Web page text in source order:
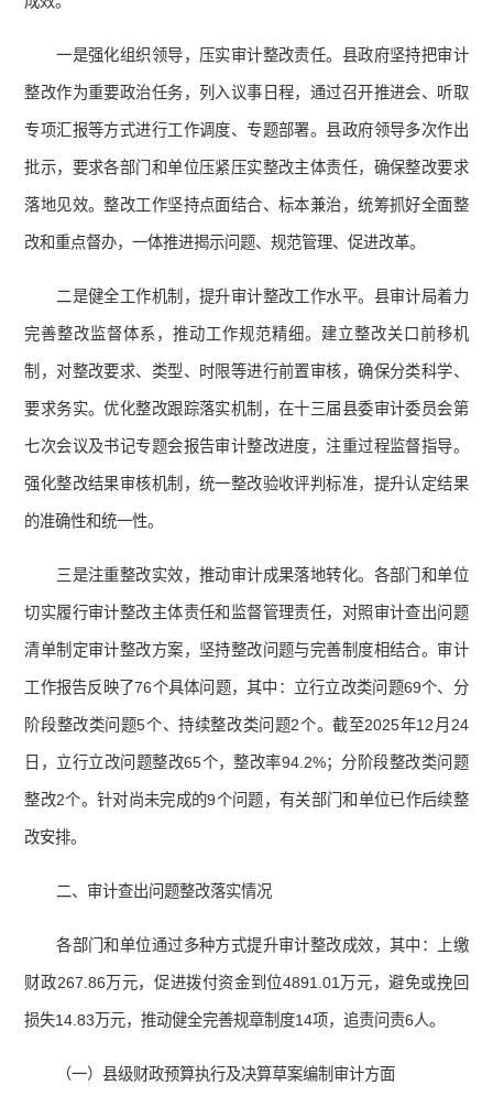
一是强化组织领导，压实审计整改责任。县政府坚持把审计
整改作为重要政治任务，列入议事日程，通过召开推进会、听取
专项汇报等方式进行工作调度、专题部署。县政府领导多次作出
批示，要求各部门和单位压紧压实整改主体责任，确保整改要求
落地见效。整改工作坚持点面结合、标本兼治，统筹抓好全面整
改和重点督办，一体推进揭示问题、规范管理、促进改革。
二是健全工作机制，提升审计整改工作水平。县审计局着力
完善整改监督体系，推动工作规范精细。建立整改关口前移机
制，对整改要求、类型、时限等进行前置审核，确保分类科学、
要求务实。优化整改跟踪落实机制，在十三届县委审计委员会第
七次会议及书记专题会报告审计整改进度，注重过程监督指导。
强化整改结果审核机制，统一整改验收评判标准，提升认定结果
的准确性和统一性。
三是注重整改实效，推动审计成果落地转化。各部门和单位
切实履行审计整改主体责任和监督管理责任，对照审计查出问题
清单制定审计整改方案，坚持整改问题与完善制度相结合。审计
工作报告反映了76个具体问题，其中：立行立改类问题69个、分
阶段整改类问题5个、持续整改类问题2个。截至2025年12月24
日，立行立改问题整改65个，整改率94.2%；分阶段整改类问题
整改2个。针对尚未完成的9个问题，有关部门和单位已作后续整
改安排。
二、审计查出问题整改落实情况
各部门和单位通过多种方式提升审计整改成效，其中：上缴
财政267.86万元，促进拨付资金到位4891.01万元，避免或挽回
损失14.83万元，推动健全完善规章制度14项，追责问责6人。
（一）县级财政预算执行及决算草案编制审计方面